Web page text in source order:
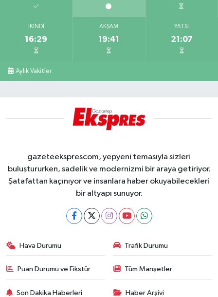
İKINDI
16:29
AKŞAM
19:41
YATSI
21:07
Aylık Vakitler
gazeteeksprescom, yepyeni temasıyla sizleri
buluştururken, sadelik ve modernizmi bir araya getiriyor.
Şatafattan kaçınıyor ve insanlara haber okuyabilecekleri
bir altyapı sunuyor.
Hava Durumu Trafik Durumu
Puan Durumu ve Fikstür Tüm Manşetler
Son Dakika Haberleri Haber Arşivi